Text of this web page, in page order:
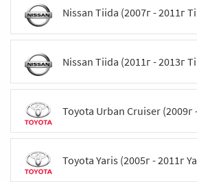
Nissan Tiida (2007г - 2011г
Nissan Tiida (2011г - 2013г
Toyota Urban Cruiser (2009г
Toyota Yaris (2005г - 2011г